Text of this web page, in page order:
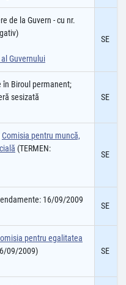
de la Guvern - cu nr.
Guvernului
SE
în Biroul permanent;
sesizată
SE
Comisia pentru muncă,
(TERMEN:
SE
16/09/2009
SE
pentru egalitatea
09/2009) SE